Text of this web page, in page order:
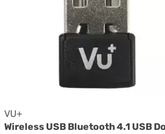
VU+
Wireless USB Bluetooth 4.1 USB